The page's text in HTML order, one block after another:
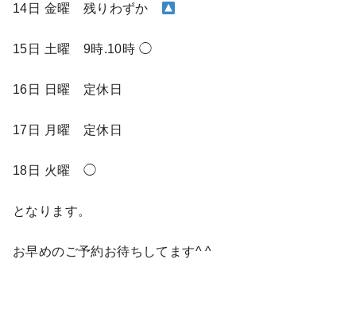
14日 金曜 残りわずか
15日 土曜 9時.10時 ◯
16日 日曜 定休日
17日 月曜 定休日
18日 火曜 ◯
となります。
お早めのご予約お待ちしてます^ ^